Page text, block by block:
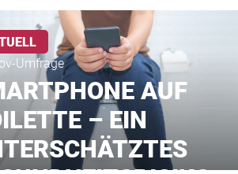
Umfrage
AUF
– EIN